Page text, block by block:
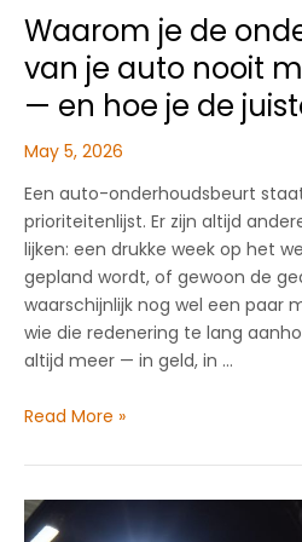
Waarom je de
van je auto nooit
— en hoe je de
May 5, 2026
Een auto-onderhoudsbeurt
prioriteitenlijst. Er zijn altijd
lijken: een drukke week op het
gepland wordt, of gewoon de
waarschijnlijk nog wel een paar
wie die redenering te lang
altijd meer — in geld, in …
Waarom
de
onderhoudsbeurt
van
Read More »